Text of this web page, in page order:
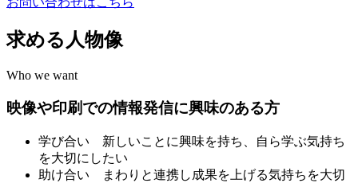
求める人物像
Who we want
映像や印刷での情報発信に興味のある方
学び合い 新しいことに興味を持ち、自ら学ぶ気持ち
を大切にしたい
助け合い まわりと連携し成果を上げる気持ちを大切